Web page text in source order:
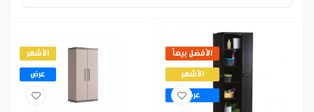
الأشهر
عرض
الأفضل بيعاً
الأشهر
عرض